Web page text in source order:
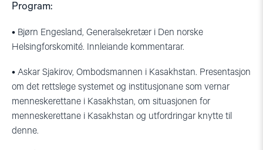
Program:
• Bjørn Engesland, Generalsekretær i Den norske
Helsingforskomité. Innleiande kommentarar.
• Askar Sjakirov, Ombodsmannen i Kasakhstan. Presentasjon
om det rettslege systemet og institusjonane som vernar
menneskerettane i Kasakhstan, om situasjonen for
menneskerettane i Kasakhstan og utfordringar knytte til
denne.